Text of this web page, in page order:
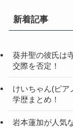
新着記事
葵井聖の彼氏は
交際を否定！
けいちゃん(ピア
学歴まとめ！
岩本蓮加が人気